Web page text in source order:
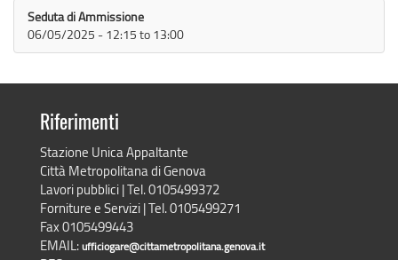
Seduta di Ammissione
06/05/2025 - 12:15 to 13:00
Riferimenti
Stazione Unica Appaltante
Città Metropolitana di Genova
Lavori pubblici | Tel. 0105499372
Forniture e Servizi | Tel. 0105499271
Fax 0105499443
EMAIL:ufficiogare@cittametropolitana.genova.it